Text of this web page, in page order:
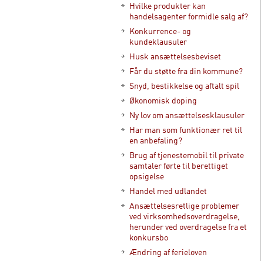
Hvilke produkter kan
handelsagenter formidle salg af?
Konkurrence- og
kundeklausuler
Husk ansættelsesbeviset
Får du støtte fra din kommune?
Snyd, bestikkelse og aftalt spil
Økonomisk doping
Ny lov om ansættelsesklausuler
Har man som funktionær ret til
en anbefaling?
Brug af tjenestemobil til private
samtaler førte til berettiget
opsigelse
Handel med udlandet
Ansættelsesretlige problemer
ved virksomhedsoverdragelse,
herunder ved overdragelse fra et
konkursbo
Ændring af ferieloven